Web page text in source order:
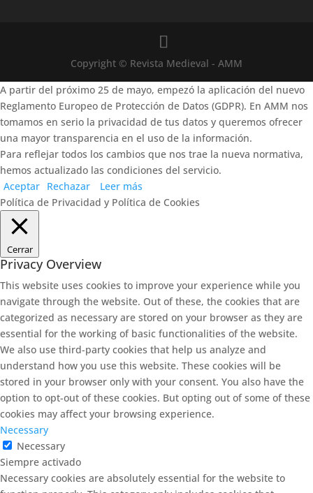
Copyright © Revista Medieval - AMM
A partir del próximo 25 de mayo, empezó la aplicación del nuevo
Reglamento Europeo de Protección de Datos (GDPR). En AMM nos
tomamos en serio la privacidad de tus datos y queremos ofrecer
una mayor transparencia en el uso de la información.
Para reflejar todos los cambios que nos trae la nueva normativa,
hemos actualizado las condiciones del servicio.
Aceptar Rechazar
Leer más
Política de Privacidad y Política de Cookies
Cerrar
Privacy Overview
This website uses cookies to improve your experience while you
navigate through the website. Out of these, the cookies that are
categorized as necessary are stored on your browser as they are
essential for the working of basic functionalities of the website.
We also use third-party cookies that help us analyze and
understand how you use this website. These cookies will be
stored in your browser only with your consent. You also have the
option to opt-out of these cookies. But opting out of some of these
cookies may affect your browsing experience.
Necessary
Necessary
Siempre activado
Necessary cookies are absolutely essential for the website to